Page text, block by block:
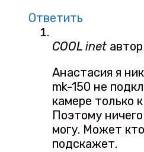
Ответить
COOL inet автор
Анастасия я
mk-150 не
камере только
Поэтому
могу. Может
подскажет.